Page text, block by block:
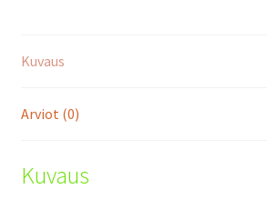
Kuvaus
Arviot (0)
Kuvaus